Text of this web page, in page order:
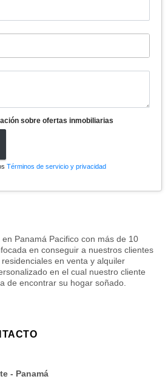
sobre ofertas inmobiliarias
Términos de servicio y privacidad
Panamá Pacifico con más de 10
en conseguir a nuestros clientes
en venta y alquiler
en el cual nuestro cliente
de encontrar su hogar soñado.
- Panamá